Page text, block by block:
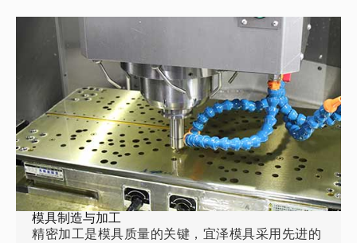
模具制造与加工
精密加工是模具质量的关键，宜泽模具采用先进的